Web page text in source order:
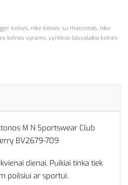
kelnes, nike kelnes su manzetais, nike
kelnes vyrams, vyriškos laisvalaikio kelnės
M N Sportswear Club
BV2679-709
dienai. Puikiai tinka tiek
poilsiui ar sportui.